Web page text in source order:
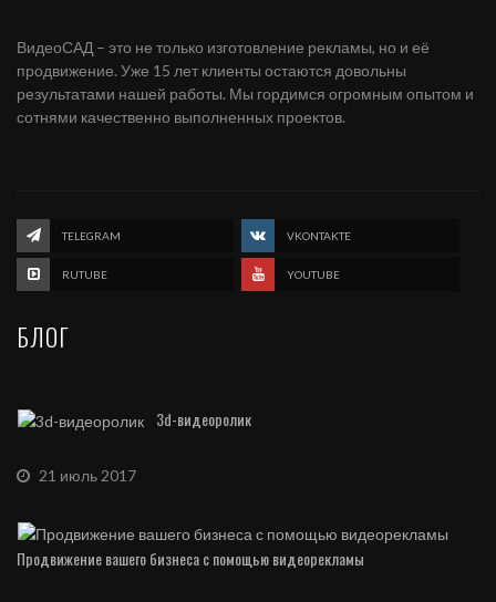
ВидеоСАД – это не только изготовление рекламы, но и её
продвижение. Уже 15 лет клиенты остаются довольны
результатами нашей работы. Мы гордимся огромным опытом и
сотнями качественно выполненных проектов.
TELEGRAM VKONTAKTE
RUTUBE YOUTUBE
БЛОГ
3d-видеоролик
21 июль 2017
Продвижение вашего бизнеса с помощью видеорекламы